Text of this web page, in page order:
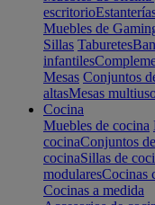
escritorio
Muebles de
Sillas Taburetes
infantiles
Mesas Conjuntos
altasMesas
Cocina
Muebles de cocina
cocinaConjuntos
cocinaSillas de
modularesCocinas
Cocinas a medida